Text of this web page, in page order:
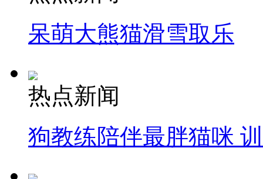
呆萌大熊猫滑雪取乐
热点新闻
狗教练陪伴最胖猫咪